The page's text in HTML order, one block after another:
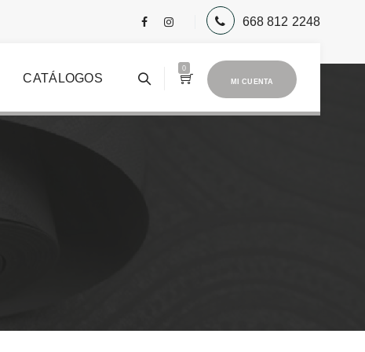
668 812 2248
MI CUENTA
0
CATÁLOGOS